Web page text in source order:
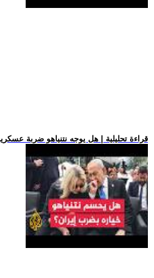
.. قراءة تحليلية | هل يوجه نتنياهو ضربة